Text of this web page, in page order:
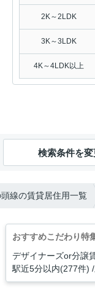
2K～2LDK
3K～3LDK
4K～4LDK以上
検索条件を変
線の賃貸居住用一覧
おすすめこだわり特
デザイナーズor分譲
駅近5分以内(277件)